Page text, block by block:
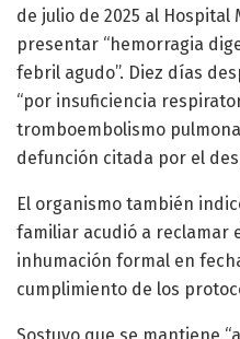
de julio de 2025 al
presentar “hemorragia
febril agudo”. Diez días
“por insuficiencia
tromboembolismo
defunción citada por el
El organismo también
familiar acudió a reclamar
inhumación formal en
cumplimiento de los